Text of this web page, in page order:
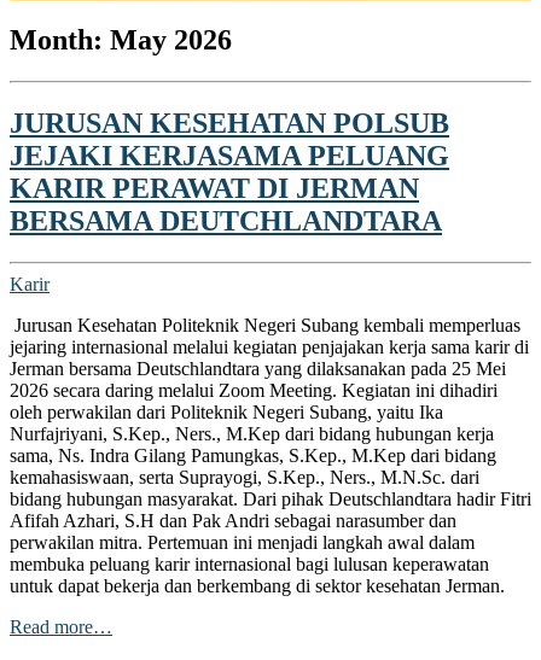
Month: May 2026
JURUSAN KESEHATAN POLSUB
JEJAKI KERJASAMA PELUANG
KARIR PERAWAT DI JERMAN
BERSAMA DEUTCHLANDTARA
Karir
Jurusan Kesehatan Politeknik Negeri Subang kembali memperluas
jejaring internasional melalui kegiatan penjajakan kerja sama karir di
Jerman bersama Deutschlandtara yang dilaksanakan pada 25 Mei
2026 secara daring melalui Zoom Meeting. Kegiatan ini dihadiri
oleh perwakilan dari Politeknik Negeri Subang, yaitu Ika
Nurfajriyani, S.Kep., Ners., M.Kep dari bidang hubungan kerja
sama, Ns. Indra Gilang Pamungkas, S.Kep., M.Kep dari bidang
kemahasiswaan, serta Suprayogi, S.Kep., Ners., M.N.Sc. dari
bidang hubungan masyarakat. Dari pihak Deutschlandtara hadir Fitri
Afifah Azhari, S.H dan Pak Andri sebagai narasumber dan
perwakilan mitra. Pertemuan ini menjadi langkah awal dalam
membuka peluang karir internasional bagi lulusan keperawatan
untuk dapat bekerja dan berkembang di sektor kesehatan Jerman.
Read more…